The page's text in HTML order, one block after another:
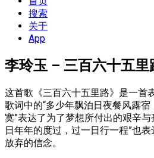
搜索
关于
App
李玲玉 – 三百六十五
这首歌《三百六十五里路》是一首
歌词中的“多少年飘泊日夜餐风露
寞”表达了为了梦想所付出的艰辛
日年年的度过，过一日行一程”也
放弃的信念。